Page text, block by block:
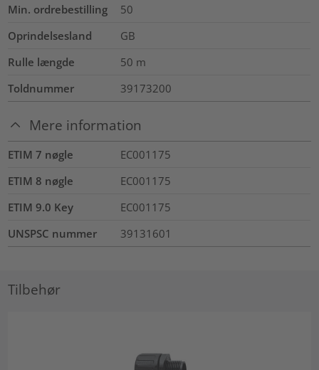
Min. ordrebestilling
50
Oprindelsesland
GB
Rulle længde
50 m
Toldnummer
39173200
Mere information
ETIM 7 nøgle
EC001175
ETIM 8 nøgle
EC001175
ETIM 9.0 Key
EC001175
UNSPSC nummer
39131601
Tilbehør